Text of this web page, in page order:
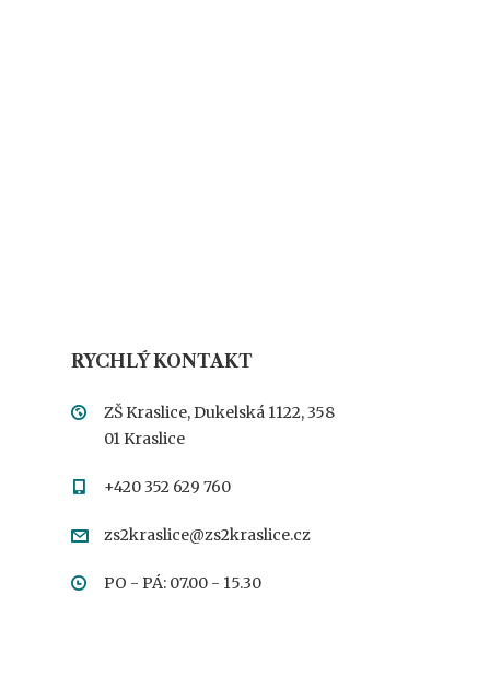
RYCHLÝ KONTAKT
ZŠ Kraslice, Dukelská 1122, 358
01 Kraslice
+420 352 629 760
zs2kraslice@zs2kraslice.cz
PO - PÁ: 07.00 - 15.30